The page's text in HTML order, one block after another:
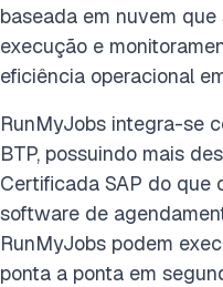
baseada em nuvem
execução e
eficiência operacional
RunMyJobs integra-se
BTP, possuindo mais
Certificada SAP do que
software de
RunMyJobs podem
ponta a ponta em